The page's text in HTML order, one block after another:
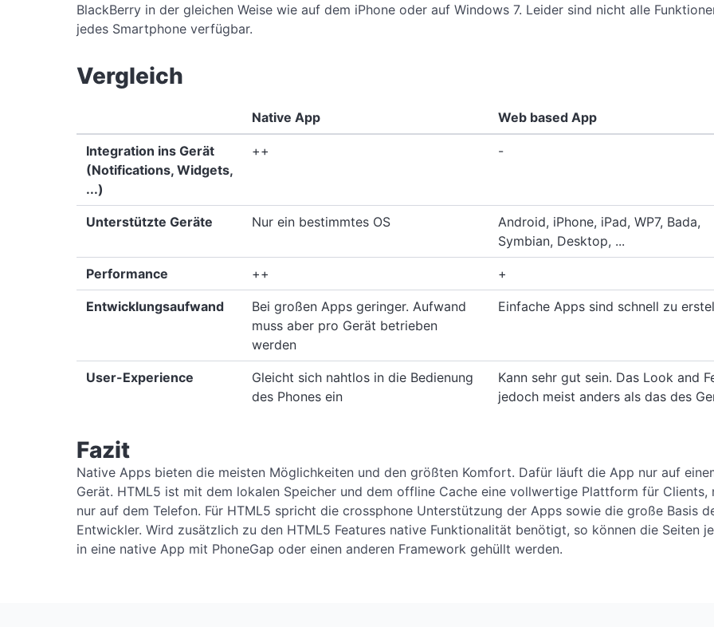
BlackBerry in der gleichen Weise wie auf dem iPhone oder auf Windows 7. Leider sind nicht alle
jedes Smartphone verfügbar.
Vergleich
Native App Web based App
Integration ins Gerät
(Notifications, Widgets,
...)
++ -
Unterstützte Geräte Nur ein bestimmtes OS
Android, iPhone, iPad, WP7, Bada,
Symbian, Desktop, ...
Performance ++ +
Entwicklungsaufwand
Bei großen Apps geringer. Aufwand
muss aber pro Gerät betrieben
werden
Einfache Apps sind schnell zu
User-Experience
Gleicht sich nahtlos in die Bedienung
des Phones ein
Kann sehr gut sein. Das Look and
jedoch meist anders als das des
Fazit
Native Apps bieten die meisten Möglichkeiten und den größten Komfort. Dafür läuft die App nur auf
Gerät. HTML5 ist mit dem lokalen Speicher und dem offline Cache eine vollwertige Plattform für Clients,
nur auf dem Telefon. Für HTML5 spricht die crossphone Unterstützung der Apps sowie die große Basis
Entwickler. Wird zusätzlich zu den HTML5 Features native Funktionalität benötigt, so können die Seiten
in eine native App mit PhoneGap oder einen anderen Framework gehüllt werden.